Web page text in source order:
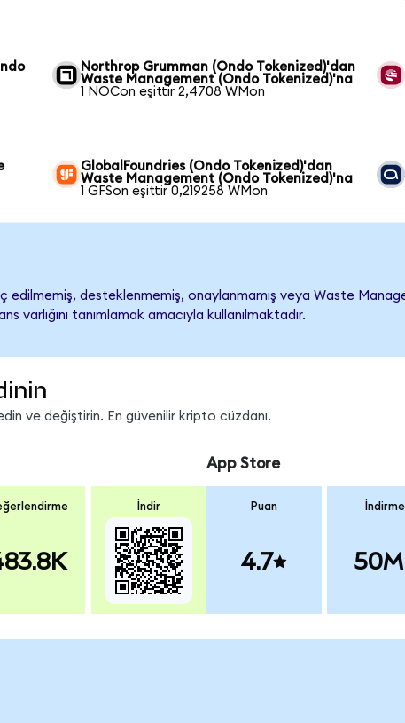
Northrop Grumman (Ondo Tokenized)'dan
Waste Management (Ondo Tokenized)'na
1 NOCon eşittir 2,4708 WMon
GlobalFoundries (Ondo Tokenized)'dan
Waste Management (Ondo Tokenized)'na
1 GFSon eşittir 0,219258 WMon
edilmemiş, desteklenmemiş, onaylanmamış veya Waste
tanımlamak amacıyla kullanılmaktadır.
ve değiştirin. En güvenilir kripto cüzdanı.
İndir
App Store
Puan
4.7
İndirme